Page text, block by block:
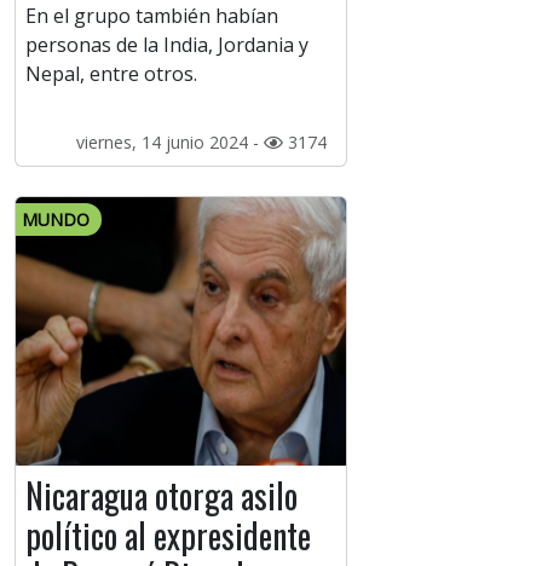
En el grupo también habían
personas de la India, Jordania y
Nepal, entre otros.
viernes, 14 junio 2024 - 3174
MUNDO
Nicaragua otorga asilo
político al expresidente